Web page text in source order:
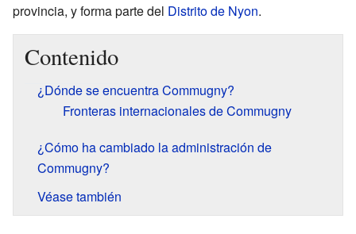
provincia, y forma parte del Distrito de Nyon.
Contenido
¿Dónde se encuentra Commugny?
Fronteras internacionales de Commugny
¿Cómo ha cambiado la administración de
Commugny?
Véase también